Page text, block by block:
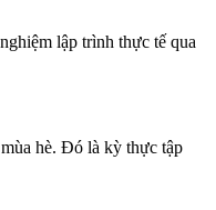
lập trình thực tế qua
hè. Đó là kỳ thực tập